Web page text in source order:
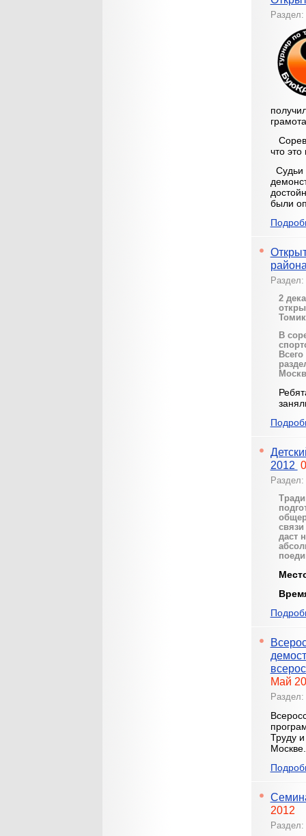
Раздел:
что
Судьи
были
Раздел:
2
В
2012
Раздел:
даст
Май
Раздел:
Труду
Москве.
2012
Раздел: